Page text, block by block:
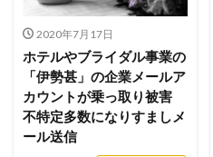
セキュリティエンジニア
セキュリティパッチ
セ
セキュリティベンダー
セキュリティ人材
セキ
2020年7月17日
ホテルやブライダル事業の
「伊勢甚」の企業メールア
カウントが乗っ取り被害
不特定多数になりすましメ
ール送信